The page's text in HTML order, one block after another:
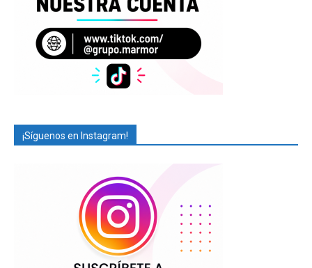
¡Síguenos en Instagram!